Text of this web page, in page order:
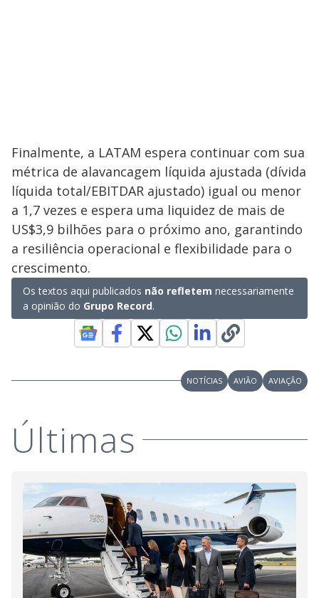
Finalmente, a LATAM espera continuar com sua
métrica de alavancagem líquida ajustada (dívida
líquida total/EBITDAR ajustado) igual ou menor
a 1,7 vezes e espera uma liquidez de mais de
US$3,9 bilhões para o próximo ano, garantindo
a resiliência operacional e flexibilidade para o
crescimento.
Os textos aqui publicados não refletem necessariamente
a opinião do Grupo Record.
NOTÍCIAS AVIÃO AVIAÇÃO
Últimas